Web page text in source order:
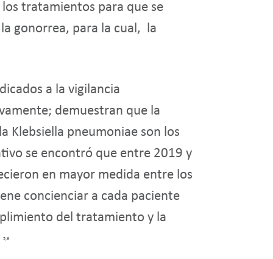
tratamientos para que se
gonorrea, para la cual, la
a la vigilancia
demuestran que la
Klebsiella pneumoniae son los
se encontró que entre 2019 y
en mayor medida entre los
concienciar a cada paciente
del tratamiento y la
5,6